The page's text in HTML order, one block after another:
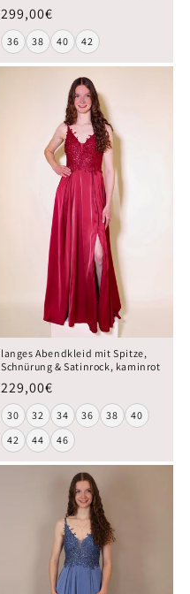
299,00€
36 38 40 42
langes Abendkleid mit Spitze,
Schnürung & Satinrock, kaminrot
229,00€
30 32 34 36 38
40
42
44 46